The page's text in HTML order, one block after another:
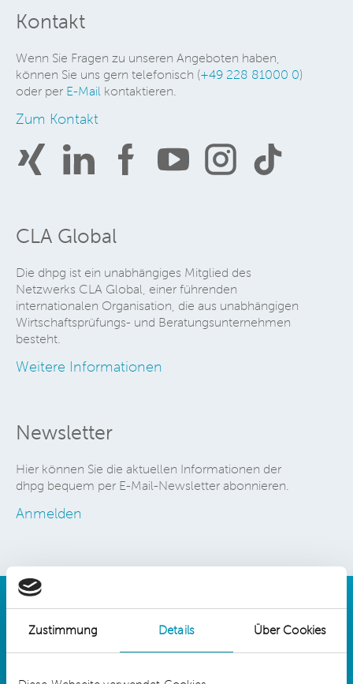
Zustimmung Details Über Cookies
Kontakt
Wenn Sie Fragen zu unseren Angeboten haben,
können Sie uns gern telefonisch (+49 228 81000 0)
oder per E-Mail kontaktieren.
Zum Kontakt
CLA Global
Die dhpg ist ein unabhängiges Mitglied des
Netzwerks CLA Global, einer führenden
internationalen Organisation, die aus unabhängigen
Wirtschaftsprüfungs- und Beratungsunternehmen
besteht.
Weitere Informationen
Newsletter
Hier können Sie die aktuellen Informationen der
dhpg bequem per E-Mail-Newsletter abonnieren.
Anmelden